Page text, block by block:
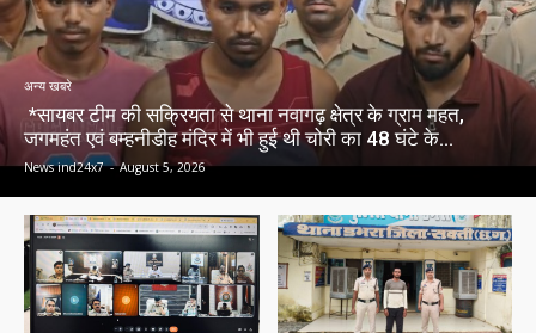
अन्य खबरे
*सायबर टीम की सक्रियता से थाना नवागढ़ क्षेत्र के ग्राम महत,
जगमहंत एवं बम्हनीडीह मंदिर में भी हुई थी चोरी का 48 घंटे के...
News ind24x7 - August 5, 2026